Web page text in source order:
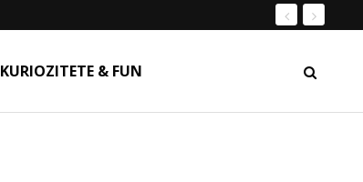
KURIOZITETE & FUN